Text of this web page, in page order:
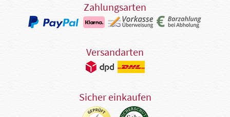
Zahlungsarten
Versandarten
Sicher einkaufen